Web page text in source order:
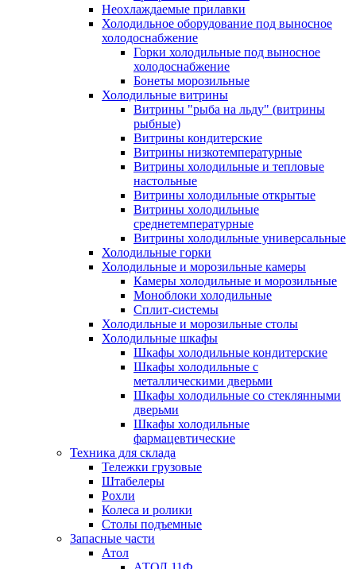
Неохлаждаемые прилавки
Холодильное оборудование под выносное
холодоснабжение
Горки холодильные под выносное
холодоснабжение
Бонеты морозильные
Холодильные витрины
Витрины "рыба на льду" (витрины
рыбные)
Витрины кондитерские
Витрины низкотемпературные
Витрины холодильные и тепловые
настольные
Витрины холодильные открытые
Витрины холодильные
среднетемпературные
Витрины холодильные универсальные
Холодильные горки
Холодильные и морозильные камеры
Камеры холодильные и морозильные
Моноблоки холодильные
Сплит-системы
Холодильные и морозильные столы
Холодильные шкафы
Шкафы холодильные кондитерские
Шкафы холодильные с
металлическими дверьми
Шкафы холодильные со стеклянными
дверьми
Шкафы холодильные
фармацевтические
Техника для склада
Тележки грузовые
Штабелеры
Рохли
Колеса и ролики
Столы подъемные
Запасные части
Атол